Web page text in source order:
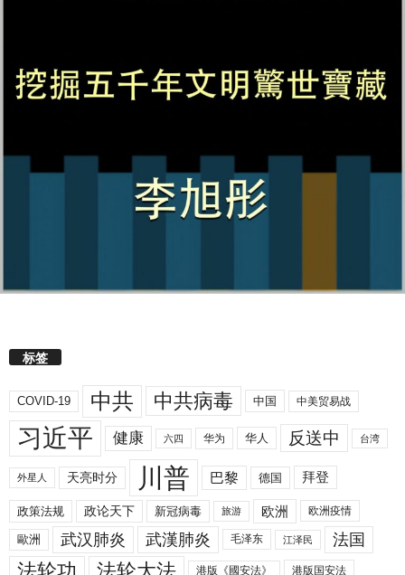
标签
COVID-19 中共 中共病毒 中国 中美贸易战
习近平 健康 六四 华为 华人 反送中 台湾
外星人 天亮时分 川普 巴黎 德国 拜登
政策法规 政论天下 新冠病毒 旅游 欧洲 欧洲疫情
歐洲 武汉肺炎 武漢肺炎 毛泽东 江泽民 法国
港版《國安法》 港版国安法